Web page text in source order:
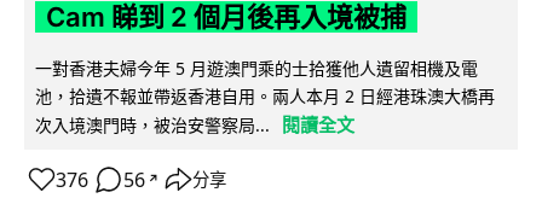
Cam 睇到 2 個月後再入境被捕
一對香港夫婦今年 5 月遊澳門乘的士拾獲他人遺留相機及電
池，拾遺不報並帶返香港自用。兩人本月 2 日經港珠澳大橋再
次入境澳門時，被治安警察局...
閱讀全文
376 56 ↗ 分享